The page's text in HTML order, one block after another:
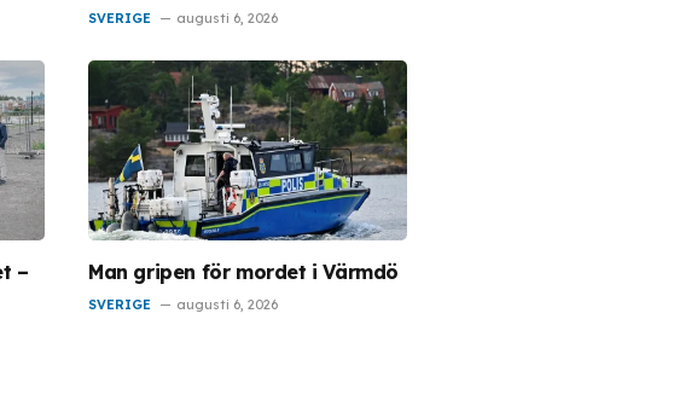
SVERIGE augusti 6, 2026
–
Man gripen för mordet i Värmdö
SVERIGE augusti 6, 2026